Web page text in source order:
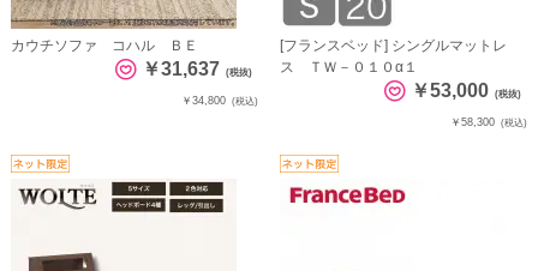
カウチソファ コハル ＢＥ
￥31,637 (税抜)
￥34,800 (税込)
[フランスベッド] シングルマットレ
ス ＴＷ－０１０α１
￥53,000 (税抜)
￥58,300 (税込)